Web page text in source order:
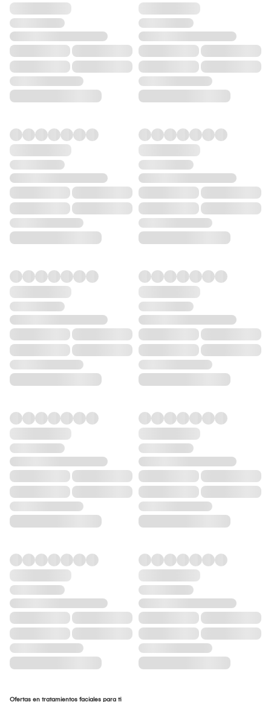
Ofertas en tratamientos faciales para ti